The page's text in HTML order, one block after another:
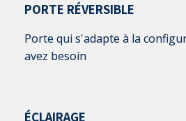
PORTE RÉVERSIBLE
Porte qui s'adapte à la
avez besoin
ÉCLAIRAGE